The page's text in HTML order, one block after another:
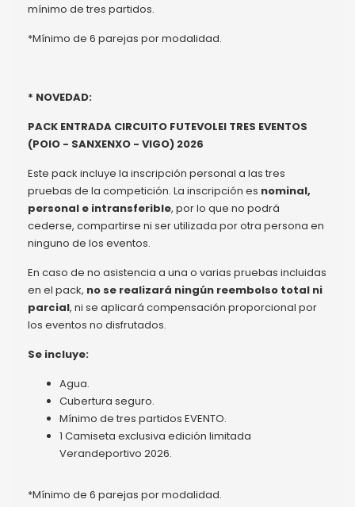
mínimo de tres partidos.
*Mínimo de 6 parejas por modalidad.
* NOVEDAD:
PACK ENTRADA CIRCUITO FUTEVOLEI TRES EVENTOS
(POIO - SANXENXO - VIGO) 2026
Este pack incluye la inscripción personal a las tres
pruebas de la competición. La inscripción es nominal,
personal e intransferible, por lo que no podrá
cederse, compartirse ni ser utilizada por otra persona en
ninguno de los eventos.
En caso de no asistencia a una o varias pruebas incluidas
en el pack, no se realizará ningún reembolso total ni
parcial, ni se aplicará compensación proporcional por
los eventos no disfrutados.
Se incluye:
Agua.
Cubertura seguro.
Mínimo de tres partidos EVENTO.
1 Camiseta exclusiva edición limitada
Verandeportivo 2026.
*Mínimo de 6 parejas por modalidad.